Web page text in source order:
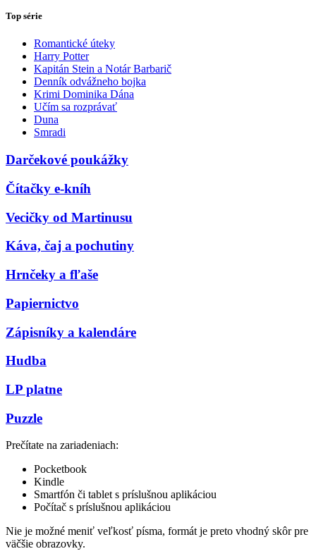
Top série
Romantické úteky
Harry Potter
Kapitán Stein a Notár Barbarič
Denník odvážneho bojka
Krimi Dominika Dána
Učím sa rozprávať
Duna
Smradi
Darčekové poukážky
Čítačky e-kníh
Vecičky od Martinusu
Káva, čaj a pochutiny
Hrnčeky a fľaše
Papiernictvo
Zápisníky a kalendáre
Hudba
LP platne
Puzzle
Prečítate na zariadeniach:
Pocketbook
Kindle
Smartfón či tablet s príslušnou aplikáciou
Počítač s príslušnou aplikáciou
Nie je možné meniť veľkosť písma, formát je preto vhodný skôr pre
väčšie obrazovky.